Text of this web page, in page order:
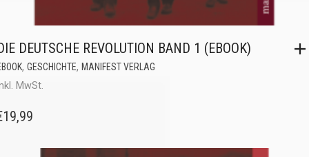
DEUTSCHE REVOLUTION BAND 1 (EBOOK)
, GESCHICHTE, MANIFEST VERLAG
MwSt.
19,99